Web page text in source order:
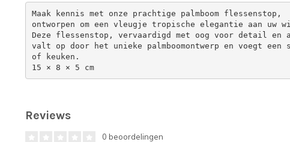
Maak kennis met onze prachtige palmboom flessenstop,
ontworpen om een ​​vleugje tropische elegantie aan
Deze flessenstop, vervaardigd met oog voor detail en
valt op door het unieke palmboomontwerp en voegt
of keuken.
15 × 8 × 5 cm
Reviews
0 beoordelingen